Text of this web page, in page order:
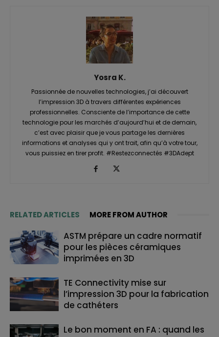
Yosra K.
Passionnée de nouvelles technologies, j’ai découvert
l’impression 3D à travers différentes expériences
professionnelles. Consciente de l’importance de cette
technologie pour les marchés d’aujourd’hui et de demain,
c’est avec plaisir que je vous partage les dernières
informations et analyses qui y ont trait, afin qu’à votre tour,
vous puissiez en tirer profit. #Restezconnectés #3DAdept
RELATED ARTICLES MORE FROM AUTHOR
ASTM prépare un cadre normatif
pour les pièces céramiques
imprimées en 3D
TE Connectivity mise sur
l’impression 3D pour la fabrication
de cathéters
Le bon moment en FA : quand les